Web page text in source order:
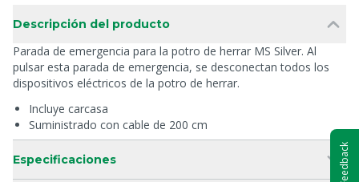
Descripción del producto
Parada de emergencia para la potro de herrar MS Silver. Al
pulsar esta parada de emergencia, se desconectan todos los
dispositivos eléctricos de la potro de herrar.
Incluye carcasa
Suministrado con cable de 200 cm
Especificaciones Feedback